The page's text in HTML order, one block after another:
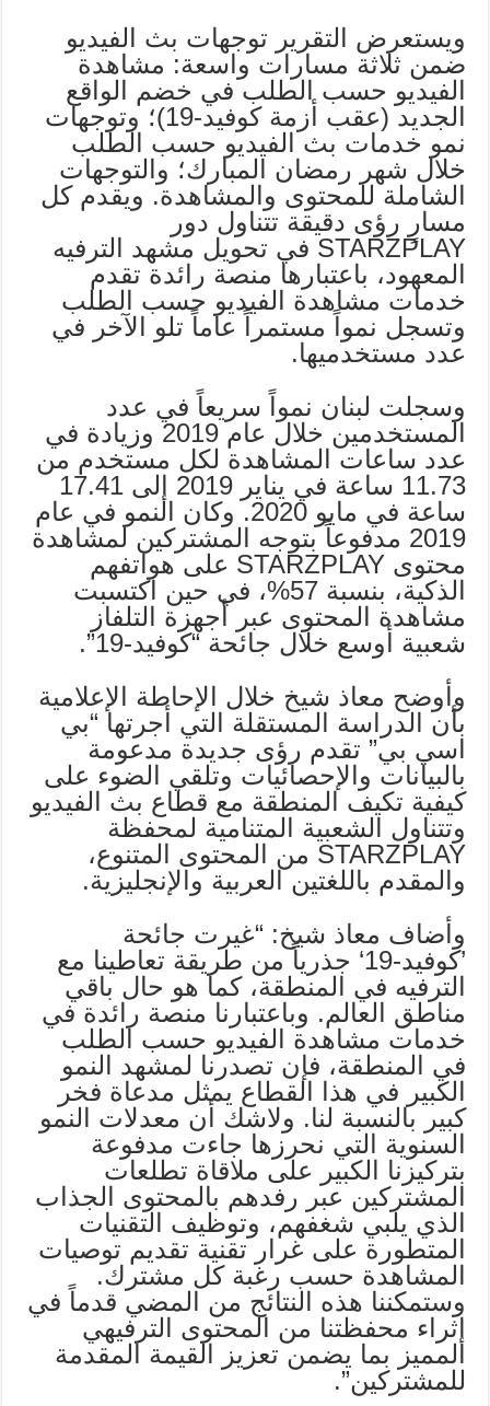
ويستعرض التقرير توجهات بث الفيديو
ضمن ثلاثة مسارات واسعة: مشاهدة
الفيديو حسب الطلب في خضم الواقع
الجديد (عقب أزمة كوفيد-19)؛ وتوجهات
نمو خدمات بث الفيديو حسب الطلب
خلال شهر رمضان المبارك؛ والتوجهات
الشاملة للمحتوى والمشاهدة. ويقدم كل
مسارٍ رؤى دقيقة تتناول دور
STARZPLAY في تحويل مشهد الترفيه
المعهود، باعتبارها منصة رائدة تقدم
خدمات مشاهدة الفيديو حسب الطلب
وتسجل نمواً مستمراً عاماً تلو الآخر في
عدد مستخدميها.
وسجلت لبنان نمواً سريعاً في عدد
المستخدمين خلال عام 2019 وزيادة في
عدد ساعات المشاهدة لكل مستخدم من
11.73 ساعة في يناير 2019 إلى 17.41
ساعة في مايو 2020. وكان النمو في عام
2019 مدفوعاً بتوجه المشتركين لمشاهدة
محتوى STARZPLAY على هواتفهم
الذكية، بنسبة 57%، في حين اكتسبت
مشاهدة المحتوى عبر أجهزة التلفاز
شعبية أوسع خلال جائحة “كوفيد-19”.
وأوضح معاذ شيخ خلال الإحاطة الإعلامية
بأن الدراسة المستقلة التي أجرتها “بي
اسي بي” تقدم رؤى جديدة مدعومة
بالبيانات والإحصائيات وتلقي الضوء على
كيفية تكيف المنطقة مع قطاع بث الفيديو
وتتناول الشعبية المتنامية لمحفظة
STARZPLAY من المحتوى المتنوع،
والمقدم باللغتين العربية والإنجليزية.
وأضاف معاذ شيخ: “غيرت جائحة
’كوفيد-19‘ جذرياً من طريقة تعاطينا مع
الترفيه في المنطقة، كما هو حال باقي
مناطق العالم. وباعتبارنا منصة رائدة في
خدمات مشاهدة الفيديو حسب الطلب
في المنطقة، فإن تصدرنا لمشهد النمو
الكبير في هذا القطاع يمثل مدعاة فخر
كبير بالنسبة لنا. ولاشك أن معدلات النمو
السنوية التي نحرزها جاءت مدفوعة
بتركيزنا الكبير على ملاقاة تطلعات
المشتركين عبر رفدهم بالمحتوى الجذاب
الذي يلبي شغفهم، وتوظيف التقنيات
المتطورة على غرار تقنية تقديم توصيات
المشاهدة حسب رغبة كل مشترك.
وستمكننا هذه النتائج من المضي قدماً في
إثراء محفظتنا من المحتوى الترفيهي
المميز بما يضمن تعزيز القيمة المقدمة
للمشتركين”.